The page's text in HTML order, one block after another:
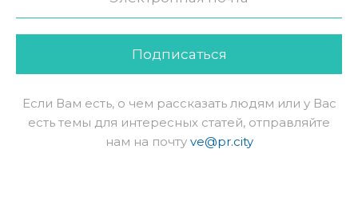
Подписаться
Если Вам есть, о чем рассказать людям или у Вас
есть темы для интересных статей, отправляйте
нам на почту ve@pr.city